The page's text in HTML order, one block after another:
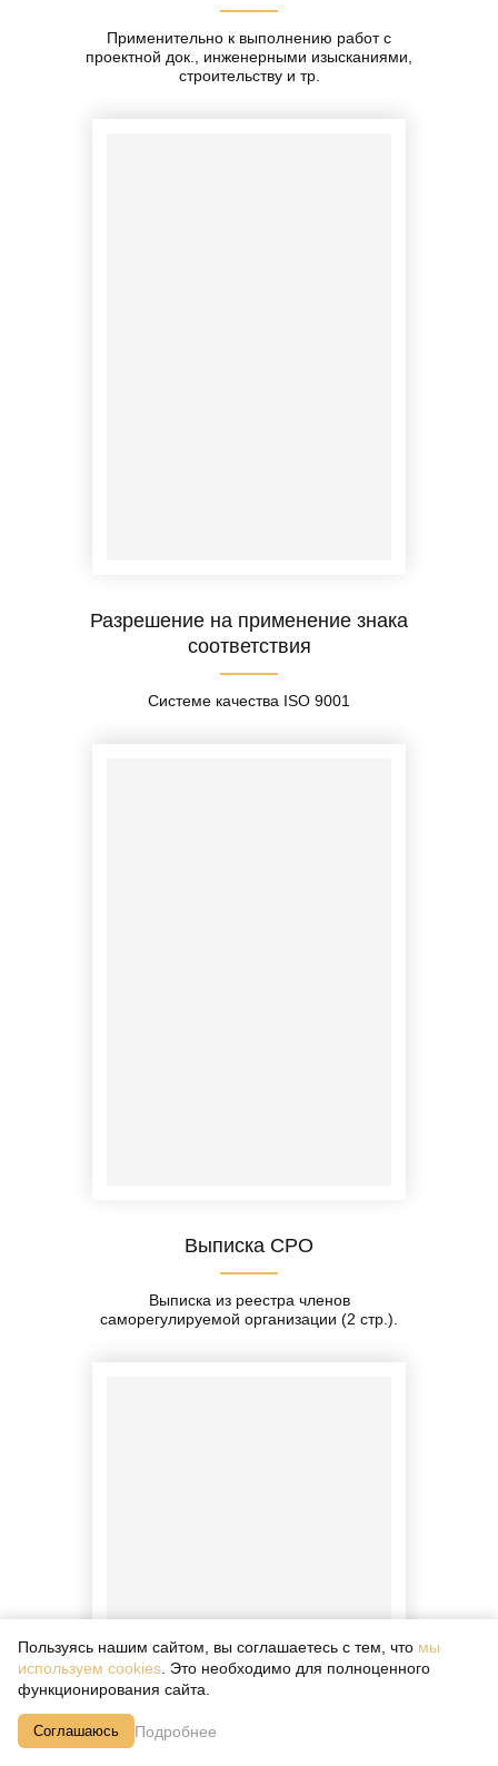
Применительно к выполнению работ с
проектной док., инженерными изысканиями,
строительству и тр.
Разрешение на применение знака
соответствия
Системе качества ISO 9001
Выписка СРО
Выписка из реестра членов
саморегулируемой организации (2 стр.).
Пользуясь нашим сайтом, вы соглашаетесь с тем, что мы
используем cookies . Это необходимо для полноценного
функционирования сайта.
Соглашаюсь Подробнее